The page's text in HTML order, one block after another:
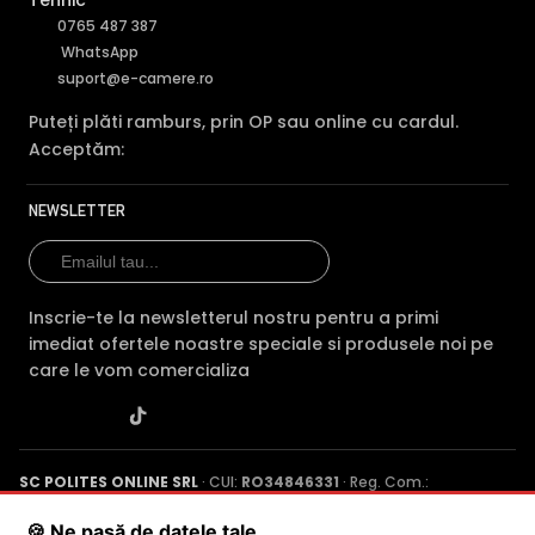
BLC (Backlight Compensation)
dotata camera de supraveghere video DAHUA HAC-
unei usi de acces, care in mod normal apar foarte
intunecate, sa fie vizibile, insa fundalul devine
0765 487 387
WhatsApp
suport@e-camere.ro
Puteți plăti ramburs, prin OP sau online cu cardul.
Acceptăm:
NEWSLETTER
Inscrie-te la newsletterul nostru pentru a primi
imediat ofertele noastre speciale si produsele noi pe
care le vom comercializa
SC POLITES ONLINE SRL · CUI: RO34846331 · Reg. Com.:
Poenaru, Nr. 1, Craiova, Jud. Dolj ·